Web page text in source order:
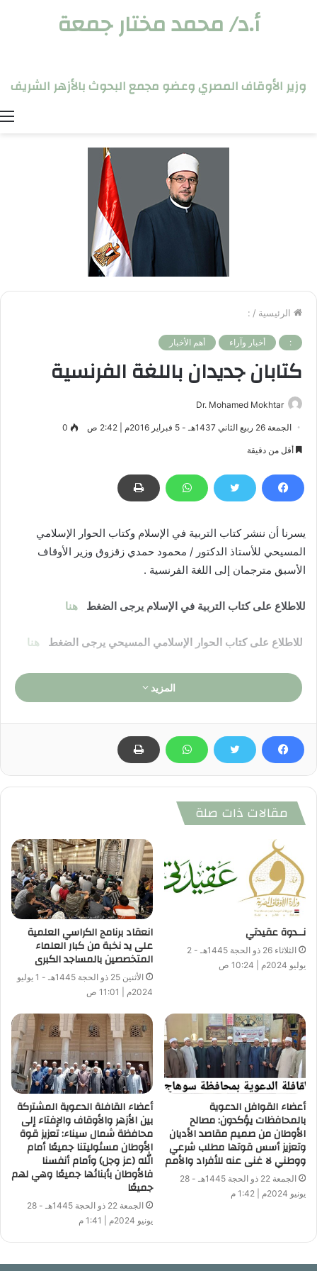
أ.د/ محمد مختار جمعة
وزير الأوقاف المصري وعضو مجمع البحوث بالأزهر الشريف
الرئيسية /
:
: أخبار وآراء أهم الأخبار
كتابان جديدان باللغة الفرنسية
Dr. Mohamed Mokhtar
الجمعة 26 ربيع الثاني 1437هـ - 5 فبراير 2016م | 2:42 ص 0
أقل من دقيقة
يسرنا أن ننشر كتاب التربية في الإسلام وكتاب الحوار الإسلامي
المسيحي للأستاذ الدكتور / محمود حمدي زقزوق وزير الأوقاف
الأسبق مترجمان إلى اللغة الفرنسية .
للاطلاع على كتاب التربية في الإسلام يرجى الضغط هنا
للاطلاع على كتاب الحوار الإسلامي المسيحي يرجى الضغط هنا
المزيد
مقالات ذات صلة
نــدوة عقيدتي
الثلاثاء 26 ذو الحجة 1445هـ - 2
يوليو 2024م | 10:24 ص
انعقاد برنامج الكراسي العلمية
على يد نخبة من كبار العلماء
المتخصصين بالمساجد الكبرى
الأثنين 25 ذو الحجة 1445هـ - 1 يوليو
2024م | 11:01 ص
أعضاء القوافل الدعوية
بالمحافظات يؤكدون: مصالح
الأوطان من صميم مقاصد الأديان
وتعزيز أسس قوتها مطلب شرعي
ووطني لا غنى عنه للأفراد والأمم
الجمعة 22 ذو الحجة 1445هـ - 28
يونيو 2024م | 1:42 م
أعضاء القافلة الدعوية المشتركة
بين الأزهر والأوقاف والإفتاء إلى
محافظة شمال سيناء: تعزيز قوة
الأوطان مسئوليتنا جميعًا أمام
الله (عز وجل) وأمام أنفسنا
فالأوطان بأبنائها جميعًا وهي لهم
جميعًا
الجمعة 22 ذو الحجة 1445هـ - 28
يونيو 2024م | 1:41 م